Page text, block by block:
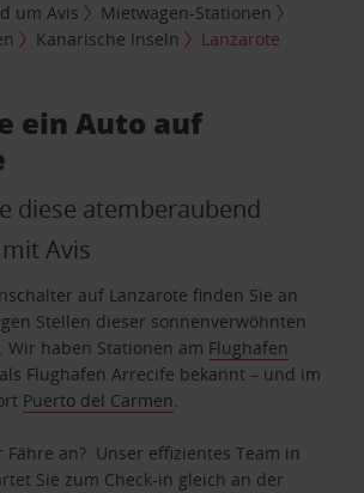
um Avis
Mietwagen-Stationen
Kanarische Inseln Lanzarote
ein Auto auf
diese atemberaubend
Avis
auf Lanzarote finden Sie an
Stellen dieser sonnenverwöhnten
Wir haben Stationen am Flughafen
Flughafen Arrecife bekannt – und im
Puerto del Carmen.
Fähre an? Unser effizientes Team in
Sie zum Check-in gleich an der